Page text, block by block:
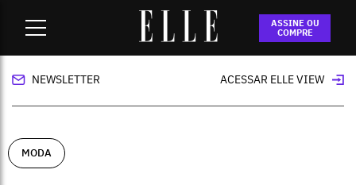
ASSINE OU
COMPRE
Do realismo funcional da Prada aos
travesseiros de JW Anderson, o que importa nos desfile
NEWSLETTER ACESSAR ELLE VIEW
MODA